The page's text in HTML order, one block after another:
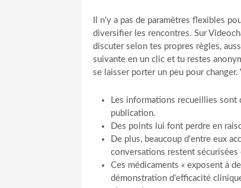
Il n’y a pas de paramètres flexibles
diversifier les rencontres. Sur
discuter selon tes propres règles,
suivante en un clic et tu restes
se laisser porter un peu pour
Les informations recueillies sont
publication.
Des points lui font perdre en
De plus, beaucoup d’entre eux
conversations restent sécurisées
Ces médicaments « exposent à
démonstration d’efficacité